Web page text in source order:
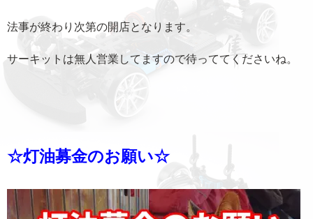
法事が終わり次第の開店となります。
サーキットは無人営業してますので待っててくださいね。
☆灯油募金のお願い☆